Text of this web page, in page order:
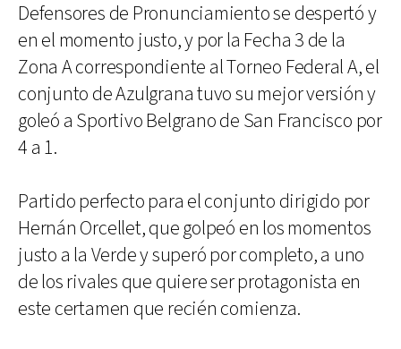
Defensores de Pronunciamiento se despertó y
en el momento justo, y por la Fecha 3 de la
Zona A correspondiente al Torneo Federal A, el
conjunto de Azulgrana tuvo su mejor versión y
goleó a Sportivo Belgrano de San Francisco por
4 a 1.
Partido perfecto para el conjunto dirigido por
Hernán Orcellet, que golpeó en los momentos
justo a la Verde y superó por completo, a uno
de los rivales que quiere ser protagonista en
este certamen que recién comienza.